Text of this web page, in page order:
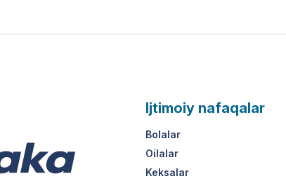
Ijtimoiy nafaqalar
Bolalar
Oilalar
Keksalar